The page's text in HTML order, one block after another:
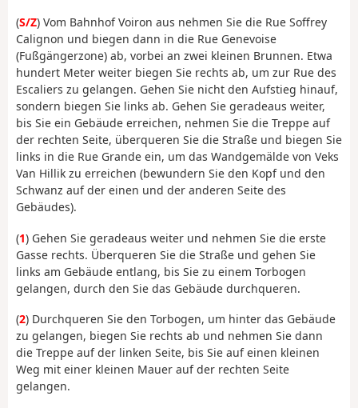
(S/Z) Vom Bahnhof Voiron aus nehmen Sie die Rue Soffrey
Calignon und biegen dann in die Rue Genevoise
(Fußgängerzone) ab, vorbei an zwei kleinen Brunnen. Etwa
hundert Meter weiter biegen Sie rechts ab, um zur Rue des
Escaliers zu gelangen. Gehen Sie nicht den Aufstieg hinauf,
sondern biegen Sie links ab. Gehen Sie geradeaus weiter,
bis Sie ein Gebäude erreichen, nehmen Sie die Treppe auf
der rechten Seite, überqueren Sie die Straße und biegen Sie
links in die Rue Grande ein, um das Wandgemälde von Veks
Van Hillik zu erreichen (bewundern Sie den Kopf und den
Schwanz auf der einen und der anderen Seite des
Gebäudes).
(1) Gehen Sie geradeaus weiter und nehmen Sie die erste
Gasse rechts. Überqueren Sie die Straße und gehen Sie
links am Gebäude entlang, bis Sie zu einem Torbogen
gelangen, durch den Sie das Gebäude durchqueren.
(2) Durchqueren Sie den Torbogen, um hinter das Gebäude
zu gelangen, biegen Sie rechts ab und nehmen Sie dann
die Treppe auf der linken Seite, bis Sie auf einen kleinen
Weg mit einer kleinen Mauer auf der rechten Seite
gelangen.